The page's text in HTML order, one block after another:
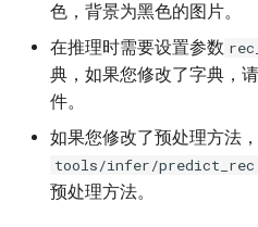
色，背景为黑色的图片。
在推理时需要设置参数
典，如果您修改了字典，
件。
如果您修改了预处理方法
tools/infer/
预处理方法。